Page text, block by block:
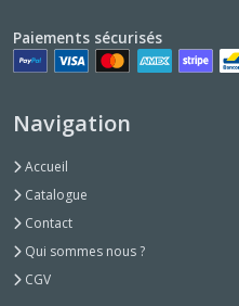
Paiements sécurisés
Navigation
Accueil
Catalogue
Contact
Qui sommes nous ?
CGV